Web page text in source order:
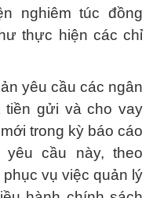
nghiêm túc đồng
thực hiện các chỉ
yêu cầu các ngân
tiền gửi và cho vay
trong kỳ báo cáo
yêu cầu này, theo
vụ việc quản lý